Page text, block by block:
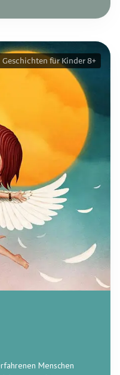
Menschen
Geschichten für Kinder 8+